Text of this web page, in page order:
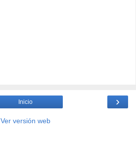
›
Inicio
Ver versión web